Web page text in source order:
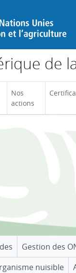
de
Nos
actions
Gestion des
nuisible